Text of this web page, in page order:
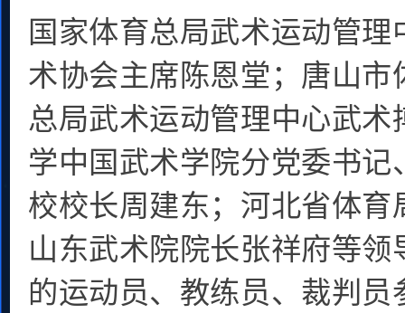
国家体育总局武术运动管
术协会主席陈恩堂；唐山
总局武术运动管理中心武
学中国武术学院分党委书
校校长周建东；河北省体
山东武术院院长张祥府等
的运动员、教练员、裁判